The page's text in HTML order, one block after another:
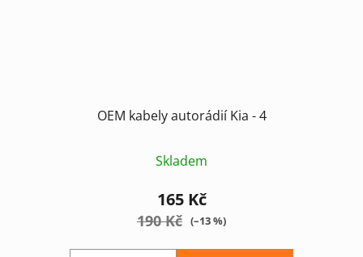
OEM kabely autorádií Kia - 4
Skladem
165 Kč
190 Kč (–13 %)